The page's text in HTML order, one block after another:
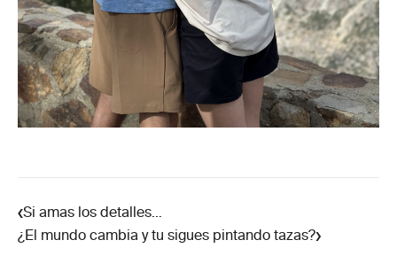
‹Si amas los detalles…
¿El mundo cambia y tu sigues pintando tazas?›